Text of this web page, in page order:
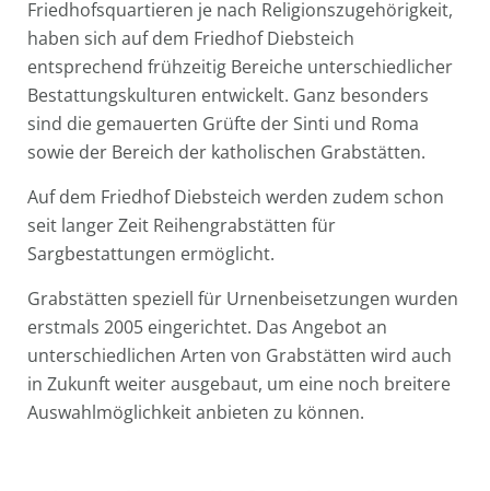
Friedhofsquartieren je nach Religionszugehörigkeit,
haben sich auf dem Friedhof Diebsteich
entsprechend frühzeitig Bereiche unterschiedlicher
Bestattungskulturen entwickelt. Ganz besonders
sind die gemauerten Grüfte der Sinti und Roma
sowie der Bereich der katholischen Grabstätten.
Auf dem Friedhof Diebsteich werden zudem schon
seit langer Zeit Reihengrabstätten für
Sargbestattungen ermöglicht.
Grabstätten speziell für Urnenbeisetzungen wurden
erstmals 2005 eingerichtet. Das Angebot an
unterschiedlichen Arten von Grabstätten wird auch
in Zukunft weiter ausgebaut, um eine noch breitere
Auswahlmöglichkeit anbieten zu können.